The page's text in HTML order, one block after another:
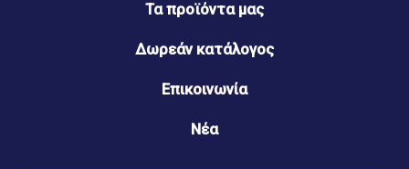
Τα προϊόντα μας
Δωρεάν κατάλογος
Επικοινωνία
Νέα